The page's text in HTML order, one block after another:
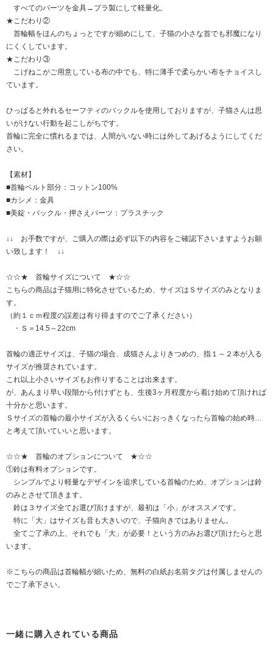
すべてのパーツを金具→プラ製にして軽量化。
★こだわり②
首輪幅をほんのちょっとですが細めにして、子猫の小さな首でも邪魔になり
にくくしています。
★こだわり③
こげねこがご用意している布の中でも、特に薄手で柔らかい布をチョイスし
ています。
ひっぱると外れるセーフティのバックルを使用しておりますが、子猫さんは思
いがけない行動を起こしがちです。
首輪に完全に慣れるまでは、人間がいない時には外してあげるようにしてくだ
さい。
【素材】
■首輪ベルト部分：コットン100%
■カシメ：金具
■美錠・バックル・押さえパーツ：プラスチック
↓↓ お手数ですが、ご購入の際は必ず以下の内容をご確認下さいますようお願
い致します！ ↓↓
☆☆★ 首輪サイズについて ★☆☆
こちらの商品は子猫用に特化させているため、サイズはＳサイズのみとなりま
す。
（約１ｃｍ程度の誤差は有り得ますのでご了承ください）
・Ｓ＝14.5～22cm
首輪の適正サイズは、子猫の場合、成猫さんよりきつめの、指１～２本が入る
サイズが推奨されています。
これ以上小さいサイズもお作りすることは出来ます。
が、あんまり早い段階から付けずとも、生後3ヶ月程度から着け始めて頂ければ
十分かと思います。
Ｓサイズの首輪の最小サイズが入るくらいにおっきくなったら首輪の始め時…
と考えて頂いていいと思います。
☆☆★ 首輪のオプションについて ★☆☆
①鈴は有料オプションです。
シンプルでより軽量なデザインを追求している首輪のため、オプションは鈴
のみとさせて頂きます。
鈴は３サイズ全てお選び頂けますが、最初は「小」がオススメです。
特に「大」はサイズも音も大きいので、子猫向きではありません。
全てご了承の上、それでも「大」が必要！という方のみお選び頂けたらと思
います。
※こちらの商品は首輪幅が細いため、無料の白紙お名前タグは付属しませんの
でご了承下さい。
一緒に購入されている商品